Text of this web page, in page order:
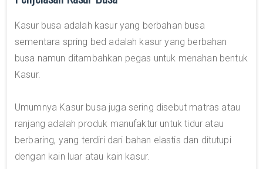
Kasur busa adalah kasur yang berbahan busa
sementara spring bed adalah kasur yang berbahan
busa namun ditambahkan pegas untuk menahan bentuk
Kasur.
Umumnya Kasur busa juga sering disebut matras atau
ranjang adalah produk manufaktur untuk tidur atau
berbaring, yang terdiri dari bahan elastis dan ditutupi
dengan kain luar atau kain kasur.